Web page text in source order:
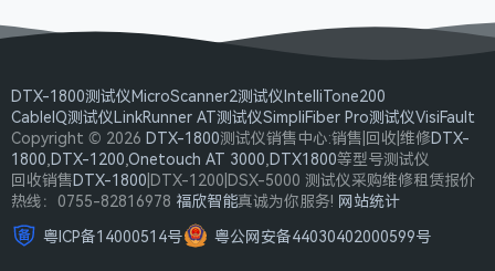
DTX-1800测试仪MicroScanner2测试仪IntelliTone200
CableIQ测试仪LinkRunner AT测试仪SimpliFiber Pro测试仪VisiFault
Copyright © 2026 DTX-1800测试仪销售中心:销售|回收|维修DTX-
1800,DTX-1200,Onetouch AT 3000,DTX1800等型号测试仪
回收销售DTX-1800|DTX-1200|DSX-5000 测试仪采购维修租赁报价
热线：0755-82816978 福欣智能真诚为你服务! 网站统计
粤ICP备14000514号
粤公网安备44030402000599号